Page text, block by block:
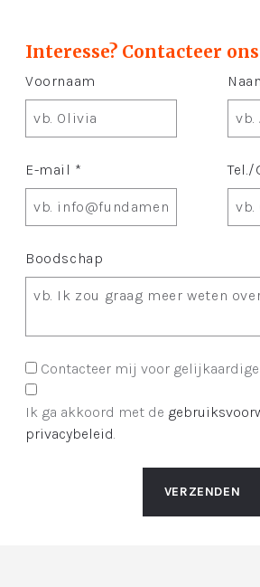
Interesse? Contacteer ons
Voornaam
E-mail * Tel./
Boodschap
Contacteer mij voor gelijkaardige
Ik ga akkoord met de
privacybeleid.
VERZENDEN